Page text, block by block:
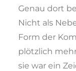
Peter
Inhaber
Genau dort
Nicht als
Form der
plötzlich
sie war ein